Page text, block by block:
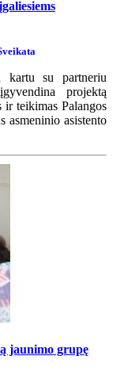
kartu su partneriu
projektą
ir teikimas Palangos
asmeninio asistento
jaunimo grupę